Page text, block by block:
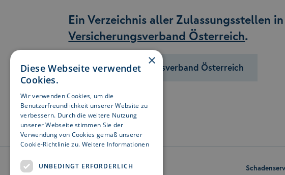
Ein Verzeichnis aller Zulassungsstellen
Versicherungsverband Österreich.
Zum Versicherungsverband Österreich
Die GARANTA
×
Diese Webseite verwendet
Cookies.
Wir verwenden Cookies, um die
Benutzerfreundlichkeit unserer Website zu
verbessern. Durch die weitere Nutzung
unserer Webseite stimmen Sie der
Verwendung von Cookies gemäß unserer
Cookie-Richtlinie zu. Weitere Informationen
UNBEDINGT ERFORDERLICH